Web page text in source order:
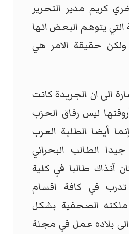
كريم مدير التحرير
التي يتوهم البعض انها
حقيقة الامر هي
الى ان الجريدة كانت
ليس رفاق الحزب
أيضا الطلبة العرب
الطالب البحراني
آنذاك طالبا في كلية
تدرب في كافة اقسام
الصحفية بشكل
بلاده عمل في مجلة